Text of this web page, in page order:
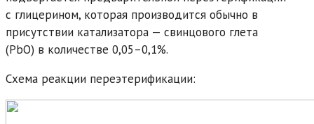
с глицерином, которая производится обычно в
присутствии катализатора — свинцового глета
(РbО) в количестве 0,05–0,1%.
Схема реакции переэтерификации: